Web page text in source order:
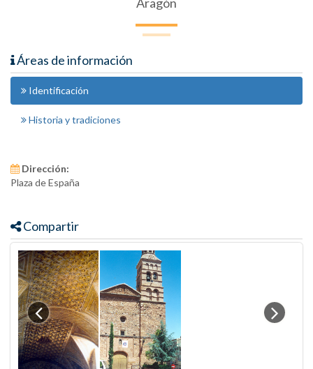
Áreas de información
Identificación
Historia y tradiciones
Dirección:
Plaza de España
Compartir